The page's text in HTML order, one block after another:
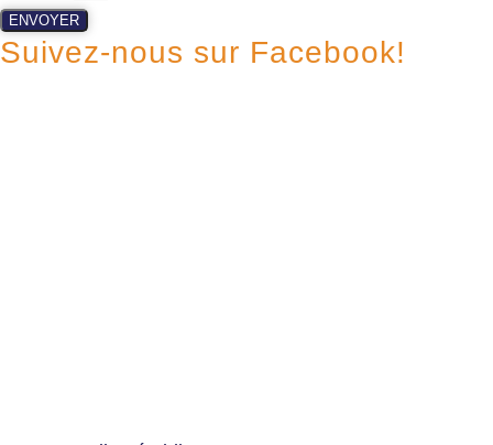
ENVOYER
Suivez-nous sur Facebook!